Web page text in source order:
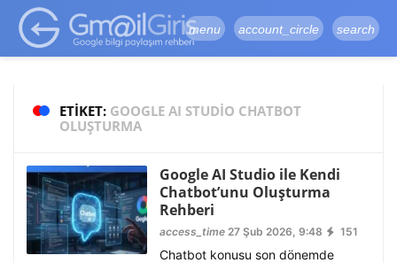
google-site-
verification=vqSI0upH550kabR5X8xpjMYieaXmuBueYgCJBW3uetM
menu account_circle search
ETIKET: GOOGLE AI STUDIO CHATBOT
OLUŞTURMA
Google AI Studio ile Kendi
Chatbot’unu Oluşturma
Rehberi
access_time27 Şub 2026, 9:48 151
Chatbot konusu son dönemde